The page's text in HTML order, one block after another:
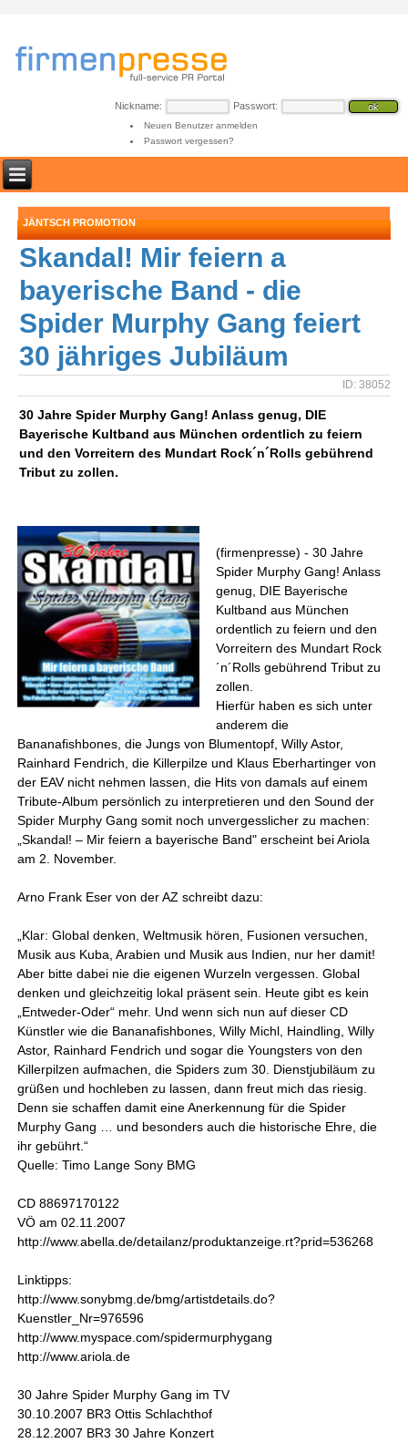
Nickname: Passwort:
Neuen Benutzer anmelden
Passwort vergessen?
JÄNTSCH PROMOTION
Skandal! Mir feiern a
bayerische Band - die
Spider Murphy Gang feiert
30 jähriges Jubiläum
ID: 38052
30 Jahre Spider Murphy Gang! Anlass genug, DIE
Bayerische Kultband aus München ordentlich zu feiern
und den Vorreitern des Mundart Rock´n´Rolls gebührend
Tribut zu zollen.
(firmenpresse) - 30 Jahre
Spider Murphy Gang! Anlass
genug, DIE Bayerische
Kultband aus München
ordentlich zu feiern und den
Vorreitern des Mundart Rock
´n´Rolls gebührend Tribut zu
zollen.
Hierfür haben es sich unter
anderem die
Bananafishbones, die Jungs von Blumentopf, Willy Astor,
Rainhard Fendrich, die Killerpilze und Klaus Eberhartinger von
der EAV nicht nehmen lassen, die Hits von damals auf einem
Tribute-Album persönlich zu interpretieren und den Sound der
Spider Murphy Gang somit noch unvergesslicher zu machen:
„Skandal! – Mir feiern a bayerische Band" erscheint bei Ariola
am 2. November.
Arno Frank Eser von der AZ schreibt dazu:
„Klar: Global denken, Weltmusik hören, Fusionen versuchen,
Musik aus Kuba, Arabien und Musik aus Indien, nur her damit!
Aber bitte dabei nie die eigenen Wurzeln vergessen. Global
denken und gleichzeitig lokal präsent sein. Heute gibt es kein
„Entweder-Oder“ mehr. Und wenn sich nun auf dieser CD
Künstler wie die Bananafishbones, Willy Michl, Haindling, Willy
Astor, Rainhard Fendrich und sogar die Youngsters von den
Killerpilzen aufmachen, die Spiders zum 30. Dienstjubiläum zu
grüßen und hochleben zu lassen, dann freut mich das riesig.
Denn sie schaffen damit eine Anerkennung für die Spider
Murphy Gang … und besonders auch die historische Ehre, die
ihr gebührt.“
Quelle: Timo Lange Sony BMG
CD 88697170122
VÖ am 02.11.2007
http://www.abella.de/detailanz/produktanzeige.rt?prid=536268
Linktipps:
http://www.sonybmg.de/bmg/artistdetails.do?
Kuenstler_Nr=976596
http://www.myspace.com/spidermurphygang
http://www.ariola.de
30 Jahre Spider Murphy Gang im TV
30.10.2007 BR3 Ottis Schlachthof
28.12.2007 BR3 30 Jahre Konzert